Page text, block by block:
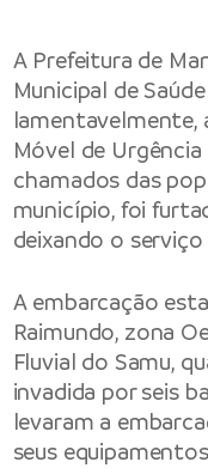
A Prefeitura de
Municipal de Saúde
lamentavelmente,
Móvel de Urgência
chamados das
município, foi
deixando o
A embarcação
Raimundo, zona
Fluvial do Samu,
invadida por seis
levaram a
seus